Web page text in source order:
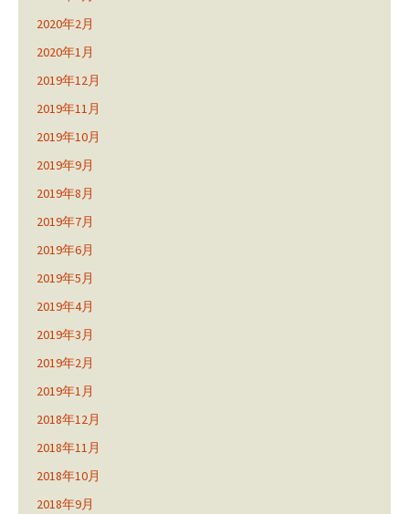
2020年2月
2020年1月
2019年12月
2019年11月
2019年10月
2019年9月
2019年8月
2019年7月
2019年6月
2019年5月
2019年4月
2019年3月
2019年2月
2019年1月
2018年12月
2018年11月
2018年10月
2018年9月